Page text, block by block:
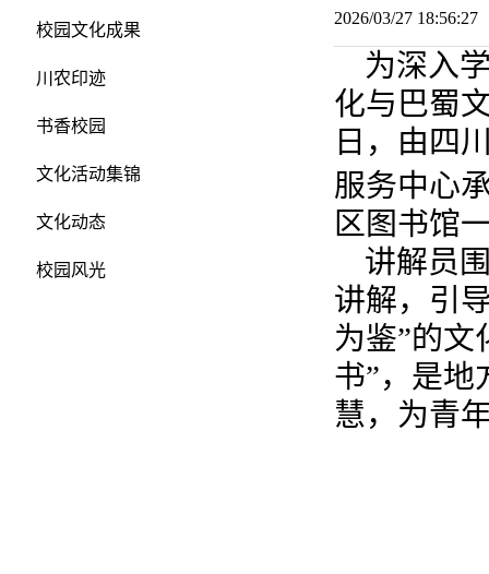
校园文化成果
川农印迹
书香校园
文化活动集锦
文化动态
校园风光
2026/03/27
为深入
化与巴蜀
日，由四
服务中心
区图书馆
讲解员
讲解，引
为鉴”的文
书”，是地
慧，为青